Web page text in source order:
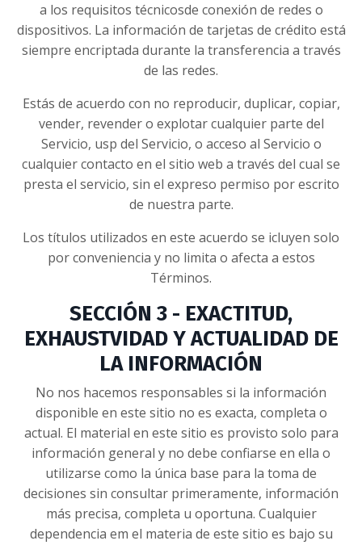
a los requisitos técnicosde conexión de redes o
dispositivos. La información de tarjetas de crédito está
siempre encriptada durante la transferencia a través
de las redes.
Estás de acuerdo con no reproducir, duplicar, copiar,
vender, revender o explotar cualquier parte del
Servicio, usp del Servicio, o acceso al Servicio o
cualquier contacto en el sitio web a través del cual se
presta el servicio, sin el expreso permiso por escrito
de nuestra parte.
Los títulos utilizados en este acuerdo se icluyen solo
por conveniencia y no limita o afecta a estos
Términos.
SECCIÓN 3 - EXACTITUD,
EXHAUSTVIDAD Y ACTUALIDAD DE
LA INFORMACIÓN
No nos hacemos responsables si la información
disponible en este sitio no es exacta, completa o
actual. El material en este sitio es provisto solo para
información general y no debe confiarse en ella o
utilizarse como la única base para la toma de
decisiones sin consultar primeramente, información
más precisa, completa u oportuna. Cualquier
dependencia em el materia de este sitio es bajo su